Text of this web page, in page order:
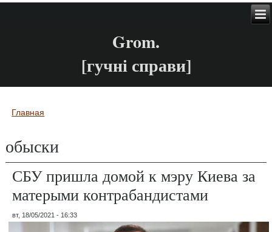
Grom.
[гучні справи]
Вы здесь
Главная
обыски
СБУ пришла домой к мэру Киева за
матерыми контрабандистами
вт, 18/05/2021 - 16:33